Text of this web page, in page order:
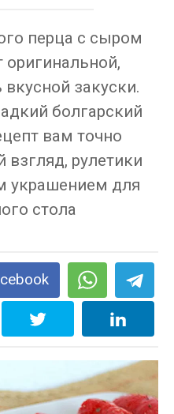
перца с сыром
оригинальной,
закуски.
болгарский
вам точно
взгляд, рулетики
украшением для
стола